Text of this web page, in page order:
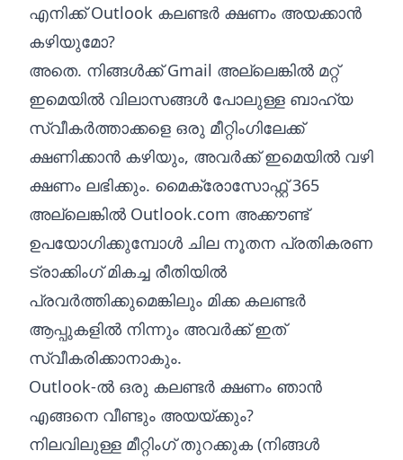
എനിക്ക് Outlook കലണ്ടർ ക്ഷണം അയക്കാൻ
കഴിയുമോ?
അതെ. നിങ്ങൾക്ക് Gmail അല്ലെങ്കിൽ മറ്റ്
ഇമെയിൽ വിലാസങ്ങൾ പോലുള്ള ബാഹ്യ
സ്വീകർത്താക്കളെ ഒരു മീറ്റിംഗിലേക്ക്
ക്ഷണിക്കാൻ കഴിയും, അവർക്ക് ഇമെയിൽ വഴി
ക്ഷണം ലഭിക്കും. മൈക്രോസോഫ്റ്റ് 365
അല്ലെങ്കിൽ Outlook.com അക്കൗണ്ട്
ഉപയോഗിക്കുമ്പോൾ ചില നൂതന പ്രതികരണ
ട്രാക്കിംഗ് മികച്ച രീതിയിൽ
പ്രവർത്തിക്കുമെങ്കിലും മിക്ക കലണ്ടർ
ആപ്പുകളിൽ നിന്നും അവർക്ക് ഇത്
സ്വീകരിക്കാനാകും.
Outlook-ൽ ഒരു കലണ്ടർ ക്ഷണം ഞാൻ
എങ്ങനെ വീണ്ടും അയയ്ക്കും?
നിലവിലുള്ള മീറ്റിംഗ് തുറക്കുക (നിങ്ങൾ